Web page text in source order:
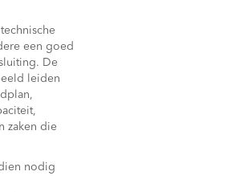
een goed
De
leiden
zaken die
nodig